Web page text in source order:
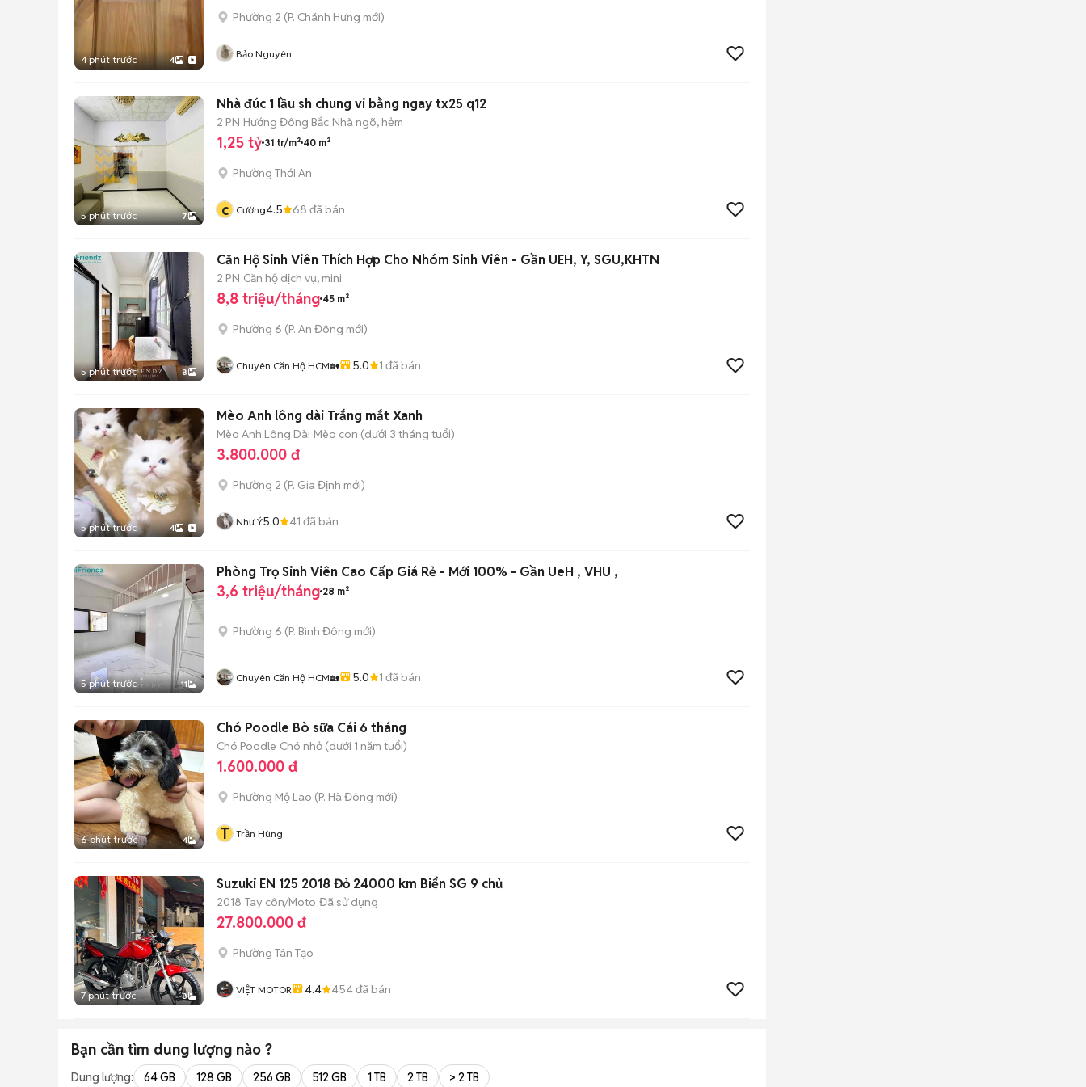
4 phút trước 4
Phường 2 (P. Chánh Hưng mới)
Bảo Nguyên
5 phút trước 7
Nhà đúc 1 lầu sh chung vi bằng ngay tx25 q12
2 PN Hướng Đông Bắc Nhà ngõ, hẻm
1,25 tỷ 31 tr/m² 40 m²
Phường Thới An
c Cường4.5 68 đã bán
5 phút trước 8
Căn Hộ Sinh Viên Thích Hợp Cho Nhóm Sinh Viên - Gần UEH, Y, SGU,KHTN
2 PN Căn hộ dịch vụ, mini
8,8 triệu/tháng 45 m²
Phường 6 (P. An Đông mới)
Chuyên Căn Hộ HCM🏡 5.0 1 đã bán
5 phút trước 4
Mèo Anh lông dài Trắng mắt Xanh
Mèo Anh Lông Dài Mèo con (dưới 3 tháng tuổi)
3.800.000 đ
Phường 2 (P. Gia Định mới)
Như Ý5.0 41 đã bán
5 phút trước 11
Phòng Trọ Sinh Viên Cao Cấp Giá Rẻ - Mới 100% - Gần UeH , VHU ,
3,6 triệu/tháng 28 m²
Phường 6 (P. Bình Đông mới)
Chuyên Căn Hộ HCM🏡 5.0 1 đã bán
6 phút trước 4
Chó Poodle Bò sữa Cái 6 tháng
Chó Poodle Chó nhỏ (dưới 1 năm tuổi)
1.600.000 đ
Phường Mộ Lao (P. Hà Đông mới)
T Trần Hùng
7 phút trước 8
Suzuki EN 125 2018 Đỏ 24000 km Biển SG 9 chủ
2018 Tay côn/Moto Đã sử dụng
27.800.000 đ
Phường Tân Tạo
VIỆT MOTOR 4.4 454đã bán
Bạn cần tìm dung lượng nào ?
Dung lượng: 64 GB 128 GB 256 GB 512 GB 1 TB 2 TB > 2 TB